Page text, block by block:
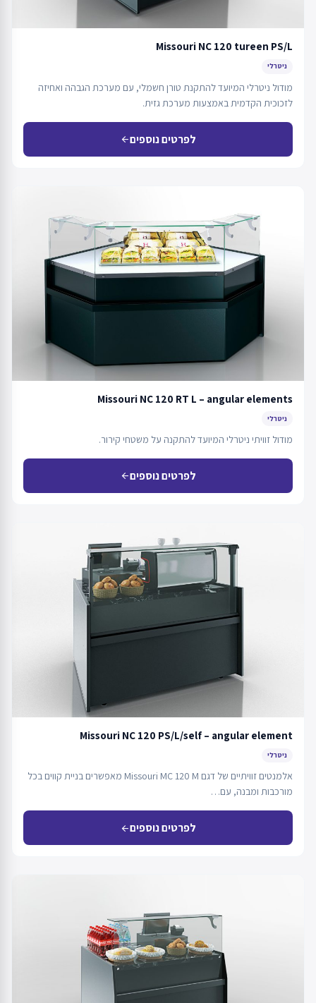
Missouri NC 120 tureen PS/L
ניטרלי
מודול ניטרלי המיועד להתקנת טורן חשמלי, עם מערכת הגבהה ואחיזה
לזכוכית הקדמית באמצעות מערכת גזית.
לפרטים נוספיםarrow_back
Missouri NC 120 RT L – angular elements
ניטרלי
מודול זוויתי ניטרלי המיועד להתקנה על משטחי קירור.
לפרטים נוספיםarrow_back
Missouri NC 120 PS/L/self – angular element
ניטרלי
אלמנטים זוויתיים של דגם Missouri MC 120 M מאפשרים בניית קווים בכל
מורכבות ומבנה, עם…
לפרטים נוספיםarrow_back